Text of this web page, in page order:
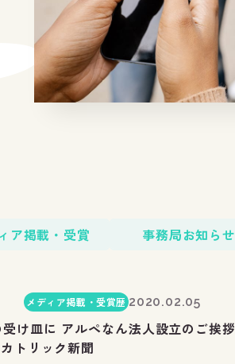
ア掲載・受賞 事務局お知らせ
メディア掲載・受賞歴
け皿に アルペなん
トリック新聞
2020.02.05
法人設立のご挨拶